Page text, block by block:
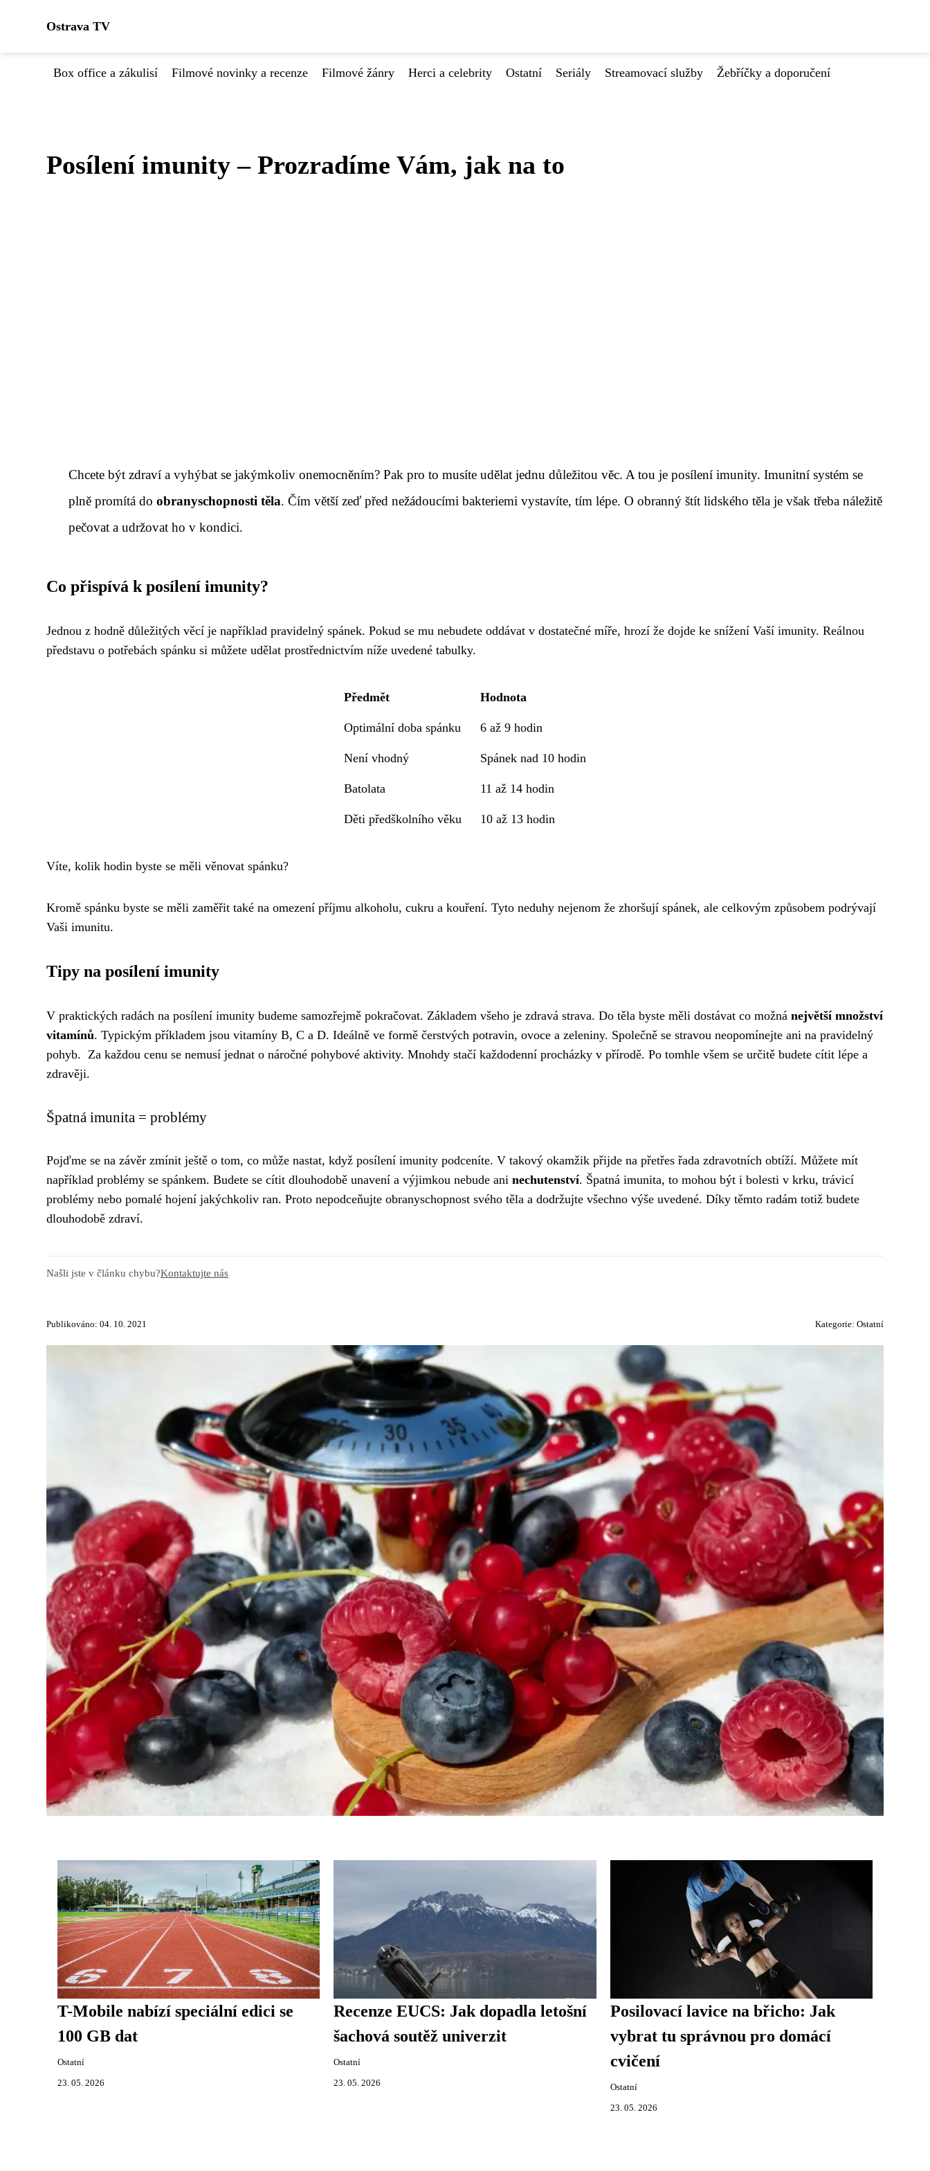
Ostrava TV
Box office a zákulisí Filmové novinky a recenze Filmové žánry Herci a celebrity Ostatní Seriály Streamovací služby Žebříčky a doporučení
Posílení imunity – Prozradíme Vám, jak na to
Chcete být zdraví a vyhýbat se jakýmkoliv onemocněním? Pak pro to musíte udělat jednu důležitou věc. A tou je posílení imunity. Imunitní systém se
plně promítá do obranyschopnosti těla. Čím větší zeď před nežádoucími bakteriemi vystavíte, tím lépe. O obranný štít lidského těla je však třeba náležitě
pečovat a udržovat ho v kondici.
Co přispívá k posílení imunity?
Jednou z hodně důležitých věcí je například pravidelný spánek. Pokud se mu nebudete oddávat v dostatečné míře, hrozí že dojde ke snížení Vaší imunity. Reálnou
představu o potřebách spánku si můžete udělat prostřednictvím níže uvedené tabulky.
Předmět Hodnota
Optimální doba spánku 6 až 9 hodin
Není vhodný Spánek nad 10 hodin
Batolata 11 až 14 hodin
Děti předškolního věku 10 až 13 hodin
Víte, kolik hodin byste se měli věnovat spánku?
Kromě spánku byste se měli zaměřit také na omezení příjmu alkoholu, cukru a kouření. Tyto neduhy nejenom že zhoršují spánek, ale celkovým způsobem podrývají
Vaši imunitu.
Tipy na posílení imunity
V praktických radách na posílení imunity budeme samozřejmě pokračovat. Základem všeho je zdravá strava. Do těla byste měli dostávat co možná největší množství
vitamínů. Typickým příkladem jsou vitamíny B, C a D. Ideálně ve formě čerstvých potravin, ovoce a zeleniny. Společně se stravou neopomínejte ani na pravidelný
pohyb. Za každou cenu se nemusí jednat o náročné pohybové aktivity. Mnohdy stačí každodenní procházky v přírodě. Po tomhle všem se určitě budete cítit lépe a
zdravěji.
Špatná imunita = problémy
Pojďme se na závěr zmínit ještě o tom, co může nastat, když posílení imunity podceníte. V takový okamžik přijde na přetřes řada zdravotních obtíží. Můžete mít
například problémy se spánkem. Budete se cítit dlouhodobě unavení a výjimkou nebude ani nechutenství. Špatná imunita, to mohou být i bolesti v krku, trávicí
problémy nebo pomalé hojení jakýchkoliv ran. Proto nepodceňujte obranyschopnost svého těla a dodržujte všechno výše uvedené. Díky těmto radám totiž budete
dlouhodobě zdraví.
Našli jste v článku chybu?Kontaktujte nás
Publikováno: 04. 10. 2021 Kategorie: Ostatní
T-Mobile nabízí speciální edici se
100 GB dat
Ostatní
23. 05. 2026
Recenze EUCS: Jak dopadla letošní
šachová soutěž univerzit
Ostatní
23. 05. 2026
Posilovací lavice na břicho: Jak
vybrat tu správnou pro domácí
cvičení
Ostatní
23. 05. 2026